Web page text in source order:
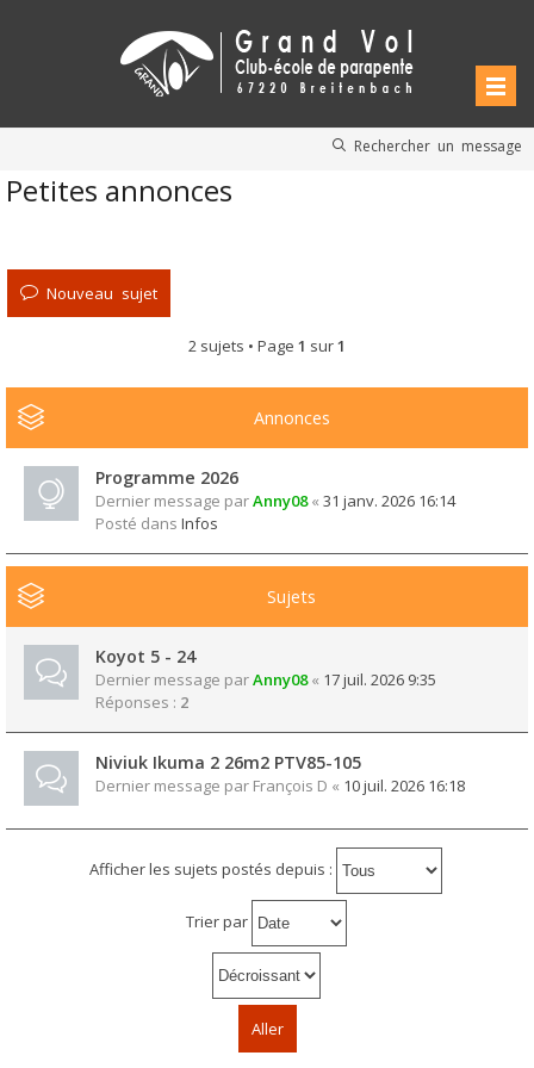
Rechercher un message
Petites annonces
Nouveau sujet
2 sujets • Page 1 sur1
Annonces
Programme 2026
Dernier message parAnny08« 31 janv. 2026 16:14
Posté dans Infos
Sujets
Koyot 5 - 24
Dernier message parAnny08« 17 juil. 2026 9:35
Réponses : 2
Niviuk Ikuma 2 26m2 PTV85-105
Dernier message par François D « 10 juil. 2026 16:18
Afficher les sujets postés depuis :
Trier par